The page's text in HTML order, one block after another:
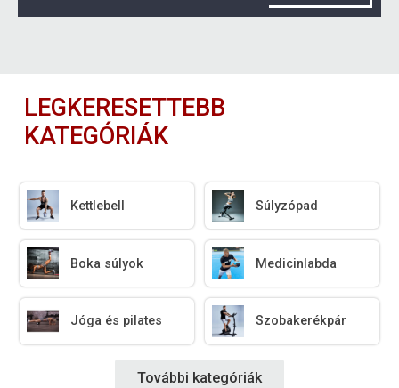
LEGKERESETTEBB
KATEGÓRIÁK
Kettlebell Súlyzópad
Boka súlyok Medicinlabda
Jóga és pilates Szobakerékpár
További kategóriák